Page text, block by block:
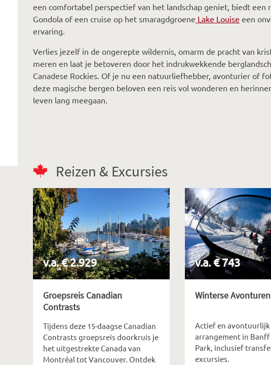
een comfortabel perspectief van het landschap geniet, biedt een
Gondola of een cruise op het smaragdgroene Lake Louise een
ervaring.
Verlies jezelf in de ongerepte wildernis, omarm de pracht van
meren en laat je betoveren door het indrukwekkende
Canadese Rockies. Of je nu een natuurliefhebber, avonturier of
deze magische bergen beloven een reis vol wonderen en
leven lang meegaan.
Reizen & Excursies
v.a. € 2.929
Groepsreis Canadian
Contrasts
Tijdens deze 15-daagse Canadian
Contrasts groepsreis doorkruis je
het uitgestrekte Canada van
Montréal tot Vancouver. Ontdek
v.a. € 743
Winterse
Actief en avontuurlijk
arrangement in
Park, inclusief
excursies.